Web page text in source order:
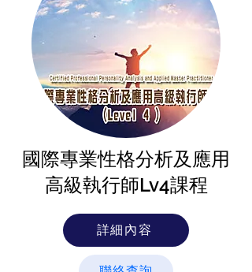
國際專業性格分析及應用​
高級執行師Lv4課程​
詳細內容